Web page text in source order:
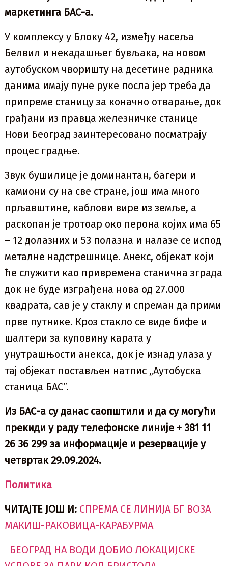
маркетинга БАС-а.
У комплексу у Блоку 42, између насеља
Белвил и некадашњег бувљака, на новом
аутобуском чворишту на десетине радника
данима имају пуне руке посла јер треба да
припреме станицу за коначно отварање, док
грађани из правца железничке станице
Нови Београд заинтересовано посматрају
процес градње.
Звук бушилице је доминантан, багери и
камиони су на све стране, још има много
прљавштине, каблови вире из земље, а
раскопан је тротоар око перона којих има 65
– 12 долазних и 53 полазна и налазе се испод
металне надстрешнице. Анекс, објекат који
ће служити као привремена станична зграда
док не буде изграђена нова од 27.000
квадрата, сав је у стаклу и спреман да прими
прве путнике. Кроз стакло се виде бифе и
шалтери за куповину карата у
унутрашњости анекса, док је изнад улаза у
тај објекат постављен натпис „Аутобуска
станица БАС”.
Из БАС-а су данас саопштили и да су могући
прекиди у раду телефонске линије + 381 11
26 36 299 за информације и резервације у
четвртак 29.09.2024.
Политика
ЧИТАЈТЕ ЈОШ И: СПРЕМА СЕ ЛИНИЈА БГ ВОЗА
МАКИШ-РАКОВИЦА-КАРАБУРМА
БЕОГРАД НА ВОДИ ДОБИО ЛОКАЦИЈСКЕ